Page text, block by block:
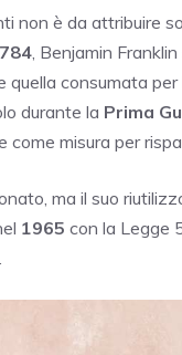
non è da attribuire
, Benjamin
consumata
durante la Prima
come misura per
ma il suo
1965 con la Legge